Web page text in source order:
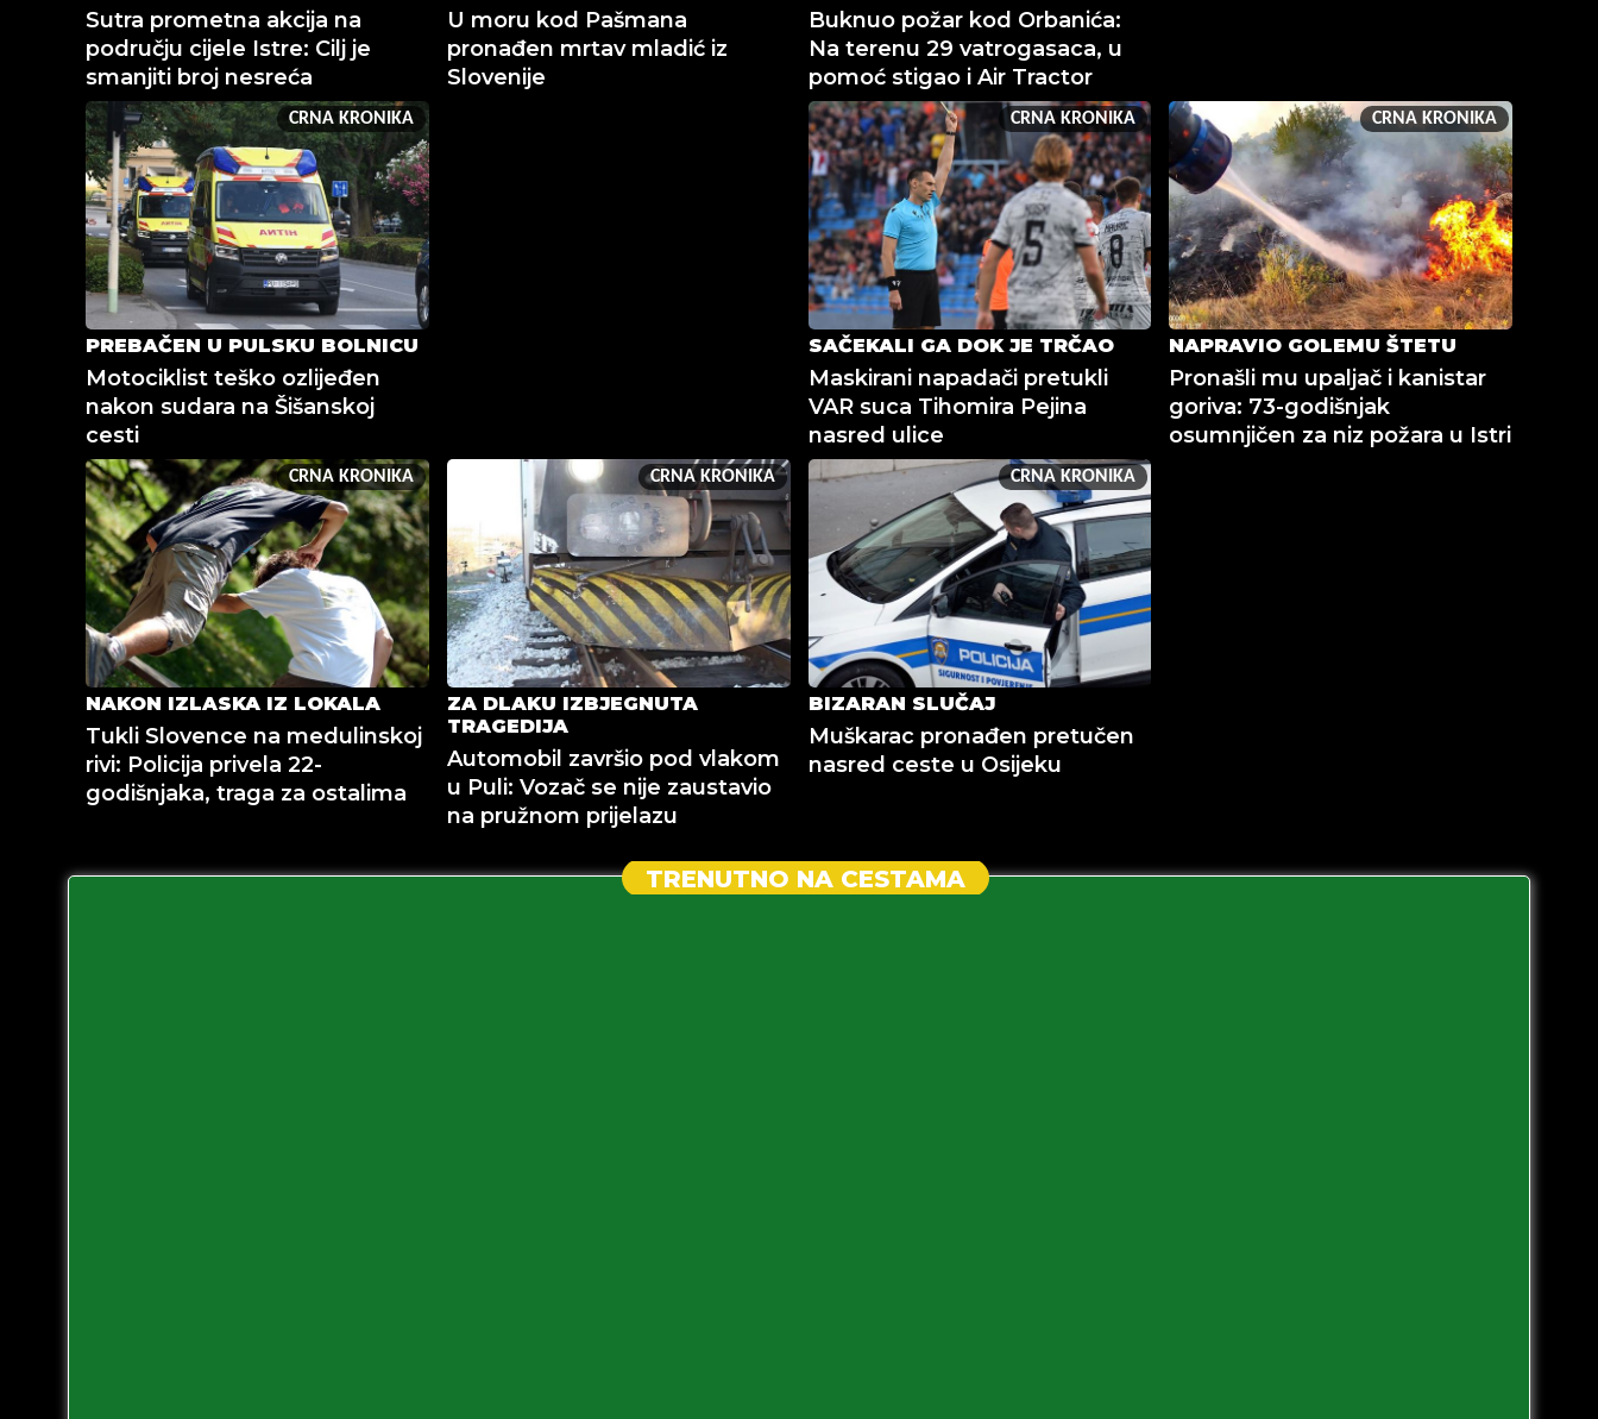
Sutra prometna akcija na
području cijele Istre: Cilj je
smanjiti broj nesreća
U moru kod Pašmana
pronađen mrtav mladić iz
Slovenije
Buknuo požar kod Orbanića:
Na terenu 29 vatrogasaca, u
pomoć stigao i Air Tractor
CRNA KRONIKA
PREBAČEN U PULSKU BOLNICU
Motociklist teško ozlijeđen
nakon sudara na Šišanskoj
cesti
CRNA KRONIKA
SAČEKALI GA DOK JE TRČAO
Maskirani napadači pretukli
VAR suca Tihomira Pejina
nasred ulice
CRNA KRONIKA
NAPRAVIO GOLEMU ŠTETU
Pronašli mu upaljač i kanistar
goriva: 73-godišnjak
osumnjičen za niz požara u Istri
CRNA KRONIKA
NAKON IZLASKA IZ LOKALA
Tukli Slovence na medulinskoj
rivi: Policija privela 22-
godišnjaka, traga za ostalima
CRNA KRONIKA
ZA DLAKU IZBJEGNUTA
TRAGEDIJA
Automobil završio pod vlakom
u Puli: Vozač se nije zaustavio
na pružnom prijelazu
CRNA KRONIKA
BIZARAN SLUČAJ
Muškarac pronađen pretučen
nasred ceste u Osijeku
TRENUTNO NA CESTAMA